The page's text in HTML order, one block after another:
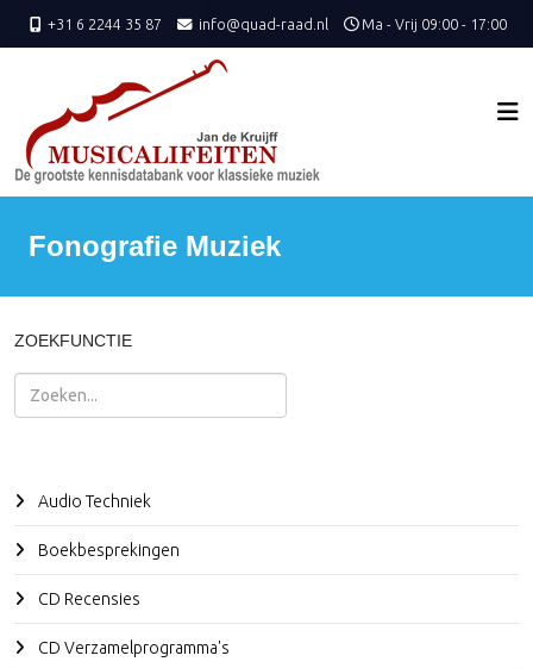
+31 6 2244 35 87 info@quad-raad.nl Ma - Vrij 09:00 - 17:00
Fonografie Muziek
ZOEKFUNCTIE
Zoeken
Audio Techniek
Boekbesprekingen
CD Recensies
CD Verzamelprogramma's